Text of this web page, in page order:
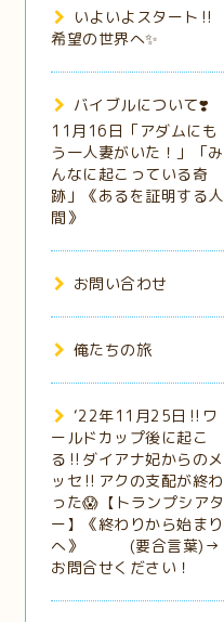
いよいよスタート‼️
希望の世界へ✨
バイブルについて❣️
11月16日「アダムにも
う一人妻がいた！」「み
んなに起こっている奇
跡」《あるを証明する人
間》
お問い合わせ
俺たちの旅
‘22年11月25日‼️ワ
ールドカップ後に起こ
る‼️ダイアナ妃からのメ
ッセ‼️アクの支配が終わ
った😱【トランプシアタ
ー】《終わりから始まり
へ》 (要合言葉)→
お問合せください！